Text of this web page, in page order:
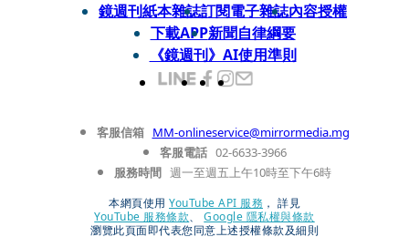
鏡週刊紙本雜誌訂閱電子雜誌內容授權
下載APP新聞自律綱要
《鏡週刊》AI使用準則
客服信箱 MM-onlineservice@mirrormedia.mg
客服電話 02-6633-3966
服務時間 週一至週五上午10時至下午6時
本網頁使用 YouTube API 服務 ， 詳見
YouTube 服務條款、
Google 隱私權與條款
瀏覽此頁面即代表您同意上述授權條款及細則